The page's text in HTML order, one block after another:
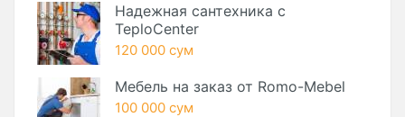
Надежная сантехника с
TeploCenter
120 000 сум
Мебель на заказ от Romo-Mebel
100 000 сум